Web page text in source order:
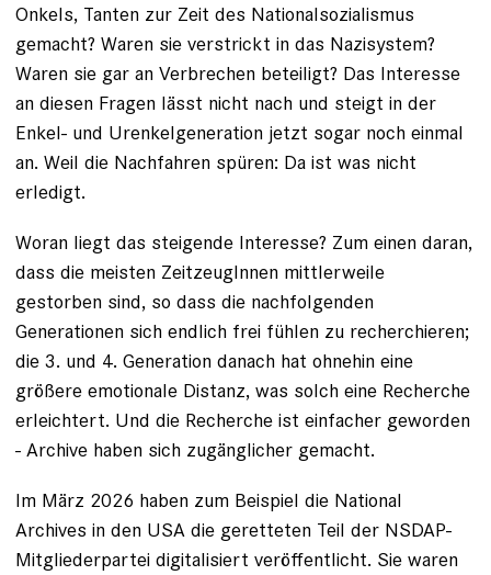
Onkels, Tanten zur Zeit des Nationalsozialismus
gemacht? Waren sie verstrickt in das Nazisystem?
Waren sie gar an Verbrechen beteiligt? Das Interesse
an diesen Fragen lässt nicht nach und steigt in der
Enkel- und Urenkelgeneration jetzt sogar noch einmal
an. Weil die Nachfahren spüren: Da ist was nicht
erledigt.
Woran liegt das steigende Interesse? Zum einen daran,
dass die meisten ZeitzeugInnen mittlerweile
gestorben sind, so dass die nachfolgenden
Generationen sich endlich frei fühlen zu recherchieren;
die 3. und 4. Generation danach hat ohnehin eine
größere emotionale Distanz, was solch eine Recherche
erleichtert. Und die Recherche ist einfacher geworden
- Archive haben sich zugänglicher gemacht.
Im März 2026 haben zum Beispiel die National
Archives in den USA die geretteten Teil der NSDAP-
Mitgliederpartei digitalisiert veröffentlicht. Sie waren